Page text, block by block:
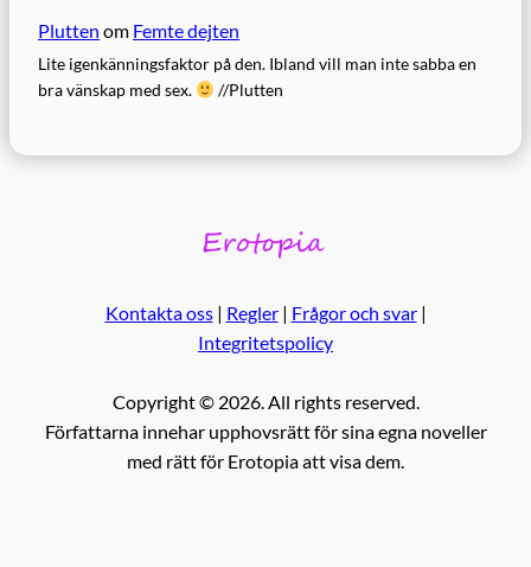
Plutten om Femte dejten
Lite igenkänningsfaktor på den. Ibland vill man inte sabba en
bra vänskap med sex.
//Plutten
Kontakta oss| Regler| Frågor och svar|
Integritetspolicy
Copyright © 2026. All rights reserved.
Författarna innehar upphovsrätt för sina egna noveller
med rätt för Erotopia att visa dem.